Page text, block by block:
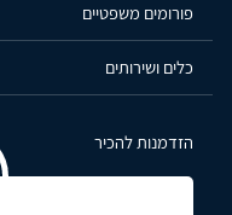
פורומים משפטיים
כלים ושירותים
הזדמנות להכיר